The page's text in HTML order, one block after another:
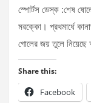
স্পোর্টস ডেস্ক :শেষ
মরক্কো। প্রথমার্ধে
গোলের জয় তুলে নিয়েছে
Share this:
Facebook